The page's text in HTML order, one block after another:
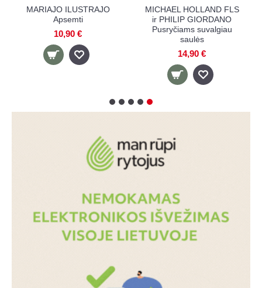
MARIAJO ILUSTRAJO
Apsemti
10,90 €
MICHAEL HOLLAND FLS
ir PHILIP GIORDANO
Pusryčiams suvalgiau
saulės
14,90 €